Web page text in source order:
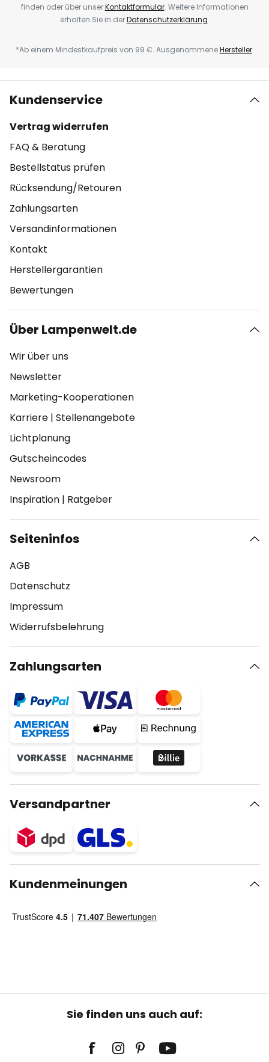
finden oder über unserKontaktformular. Weitere Informationen
erhalten Sie in derDatenschutzerklärung.
*Ab einem Mindestkaufpreis von 99 €. AusgenommeneHersteller.
Kundenservice
Vertrag widerrufen
FAQ & Beratung
Bestellstatus prüfen
Rücksendung/Retouren
Zahlungsarten
Versandinformationen
Kontakt
Herstellergarantien
Bewertungen
Über Lampenwelt.de
Wir über uns
Newsletter
Marketing-Kooperationen
Karriere | Stellenangebote
Lichtplanung
Gutscheincodes
Newsroom
Inspiration | Ratgeber
Seiteninfos
AGB
Datenschutz
Impressum
Widerrufsbelehrung
Zahlungsarten
Versandpartner
Kundenmeinungen
Sie finden uns auch auf: